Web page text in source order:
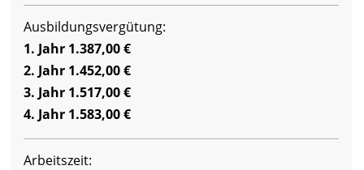
Ausbildungsvergütung:
1. Jahr 1.387,00 €
2. Jahr 1.452,00 €
3. Jahr 1.517,00 €
4. Jahr 1.583,00 €
Arbeitszeit: